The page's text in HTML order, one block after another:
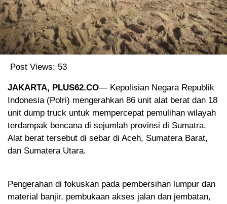
Post Views: 53
JAKARTA, PLUS62.CO— Kepolisian Negara Republik
Indonesia (Polri) mengerahkan 86 unit alat berat dan 18
unit dump truck untuk mempercepat pemulihan wilayah
terdampak bencana di sejumlah provinsi di Sumatra.
Alat berat tersebut di sebar di Aceh, Sumatera Barat,
dan Sumatera Utara.
Pengerahan di fokuskan pada pembersihan lumpur dan
material banjir, pembukaan akses jalan dan jembatan,